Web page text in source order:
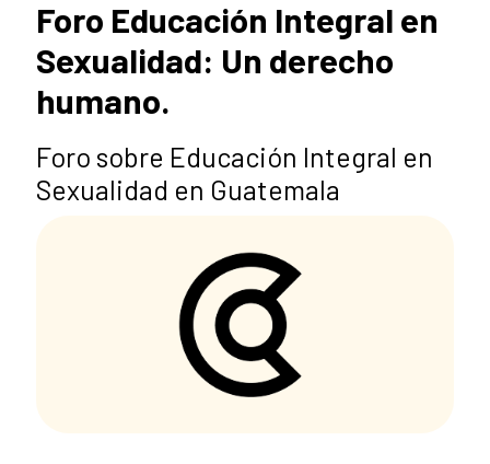
Foro Educación Integral en
Sexualidad: Un derecho
humano.
Foro sobre Educación Integral en
Sexualidad en Guatemala